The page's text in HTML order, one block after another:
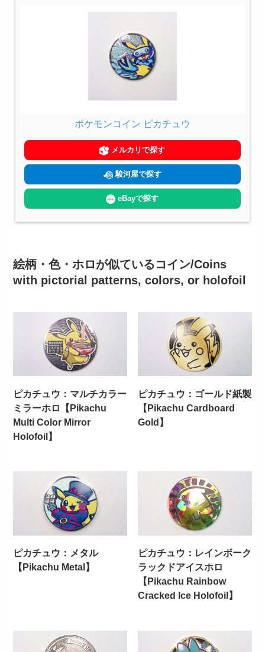
ポケモンコイン ピカチュウ
メルカリで探す
駿河屋で探す
eBayで探す
絵柄・色・ホロが似ているコイン/Coins
with pictorial patterns, colors, or holofoil
ピカチュウ：マルチカラー
ミラーホロ【Pikachu
Multi Color Mirror
Holofoil】
ピカチュウ：ゴールド紙製
【Pikachu Cardboard
Gold】
ピカチュウ：メタル
【Pikachu Metal】
ピカチュウ：レインボーク
ラックドアイスホロ
【Pikachu Rainbow
Cracked Ice Holofoil】